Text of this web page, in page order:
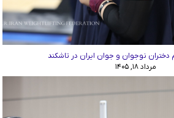
دختران نوجوان و جوان ایران در تاشکند
مرداد ۱۸, ۱۴۰۵